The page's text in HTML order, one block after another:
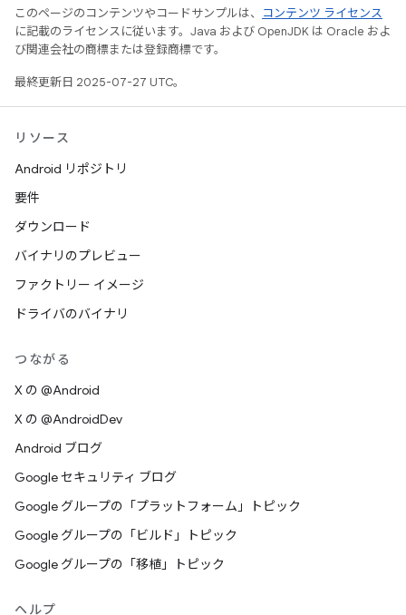
このページのコンテンツやコードサンプルは、
コンテンツ ライセンス
に記載のライセンスに従います。Java および OpenJDK は Oracle およ
び関連会社の商標または登録商標です。
最終更新日 2025-07-27 UTC。
リソース
Android リポジトリ
要件
ダウンロード
バイナリのプレビュー
ファクトリー イメージ
ドライバのバイナリ
つながる
X の @Android
X の @AndroidDev
Android ブログ
Google セキュリティ ブログ
Google グループの「プラットフォーム」トピック
Google グループの「ビルド」トピック
Google グループの「移植」トピック
ヘルプ